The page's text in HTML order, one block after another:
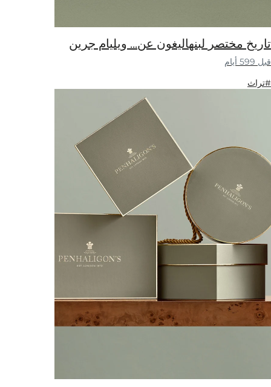
تاريخ مختصر لبنهاليغون عن... ويليام جرين
قبل 599 أيام
#تراث